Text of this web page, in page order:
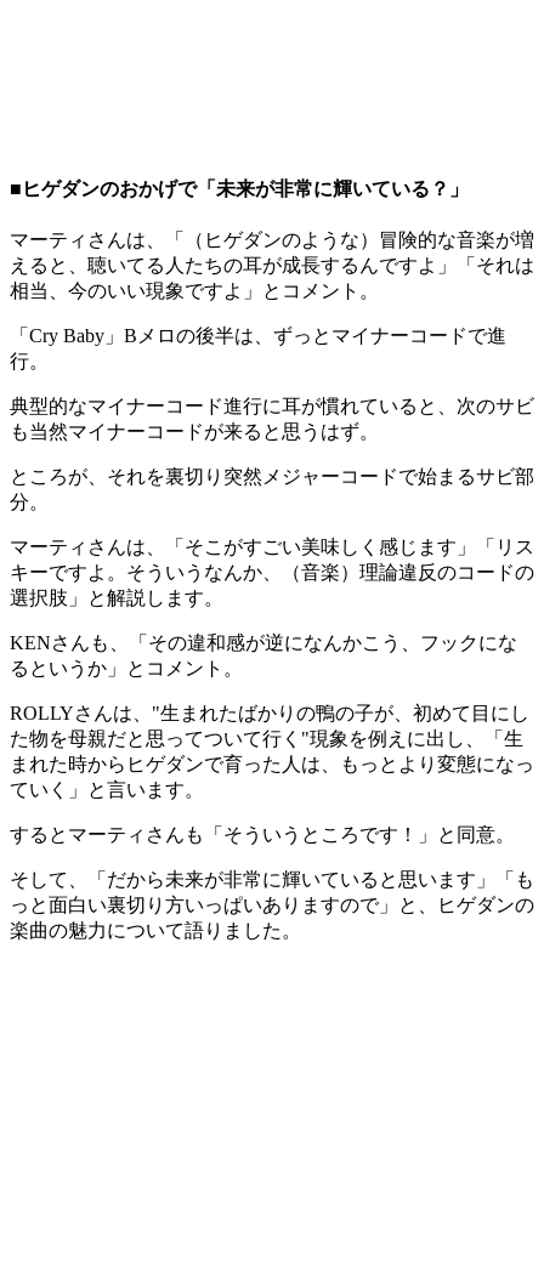
■ヒゲダンのおかげで「未来が非常に輝いている？」
マーティさんは、「（ヒゲダンのような）冒険的な音楽が増
えると、聴いてる人たちの耳が成長するんですよ」「それは
相当、今のいい現象ですよ」とコメント。
「Cry Baby」Bメロの後半は、ずっとマイナーコードで進
行。
典型的なマイナーコード進行に耳が慣れていると、次のサビ
も当然マイナーコードが来ると思うはず。
ところが、それを裏切り突然メジャーコードで始まるサビ部
分。
マーティさんは、「そこがすごい美味しく感じます」「リス
キーですよ。そういうなんか、（音楽）理論違反のコードの
選択肢」と解説します。
KENさんも、「その違和感が逆になんかこう、フックにな
るというか」とコメント。
ROLLYさんは、"生まれたばかりの鴨の子が、初めて目にし
た物を母親だと思ってついて行く"現象を例えに出し、「生
まれた時からヒゲダンで育った人は、もっとより変態になっ
ていく」と言います。
するとマーティさんも「そういうところです！」と同意。
そして、「だから未来が非常に輝いていると思います」「も
っと面白い裏切り方いっぱいありますので」と、ヒゲダンの
楽曲の魅力について語りました。